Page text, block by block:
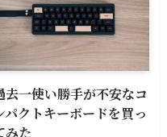
去一使い勝手が不安なコ
パクトキーボードを買っ
みた